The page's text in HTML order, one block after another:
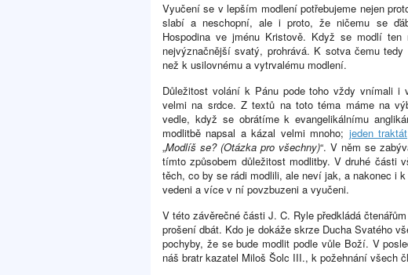
Vyučení se v lepším modlení potřebujeme nejen
slabí a neschopní, ale i proto, že ničemu se
Hospodina ve jménu Kristově. Když se modlí
nejvýznačnější svatý, prohrává. K sotva čemu
než k usilovnému a vytrvalému modlení.
Důležitost volání k Pánu pode toho vždy vnímali
velmi na srdce. Z textů na toto téma máme na
vedle, když se obrátíme k evangelikálnímu
modlitbě napsal a kázal velmi mnoho; jeden traktát
„Modlíš se? (Otázka pro všechny)“. V něm se
tímto způsobem důležitost modlitby. V druhé
těch, co by se rádi modlili, ale neví jak, a nakonec i
vedeni a více v ní povzbuzeni a vyučeni.
V této závěrečné části J. C. Ryle předkládá
prošení dbát. Kdo je dokáže skrze Ducha Svatého
pochyby, že se bude modlit podle vůle Boží. V
náš bratr kazatel Miloš Šolc III., k požehnání všech